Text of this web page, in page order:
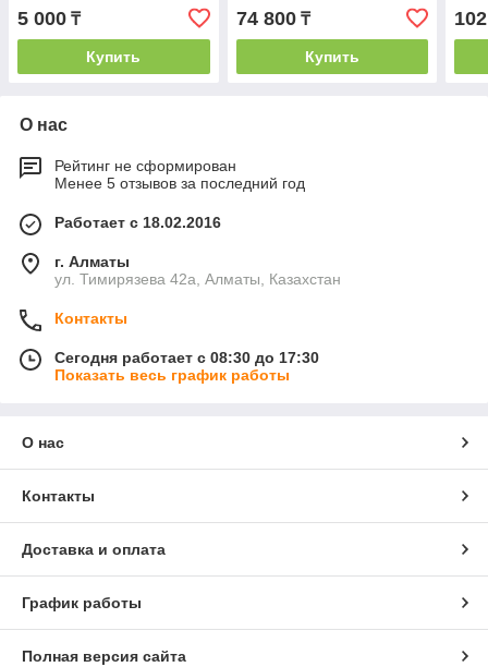
5 000 ₸
Купить
74 800₸
Купить
О нас
Рейтинг не сформирован
Менее 5 отзывов за последний год
Работает с 18.02.2016
г. Алматы
ул. Тимирязева 42а, Алматы, Казахстан
Контакты
Сегодня работает с 08:30 до 17:30
Показать весь график работы
О нас
Контакты
Доставка и оплата
График работы
Полная версия сайта